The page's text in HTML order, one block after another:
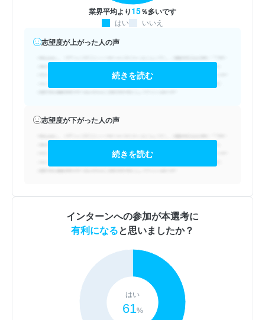
業界平均より15％多いです
はい いいえ
志望度が上がった人の声
続きを読む
志望度が下がった人の声
続きを読む
インターンへの参加が本選考に
有利になると思いましたか？
はい
61%